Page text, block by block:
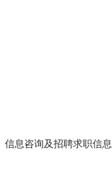
息咨询及招聘求职信息